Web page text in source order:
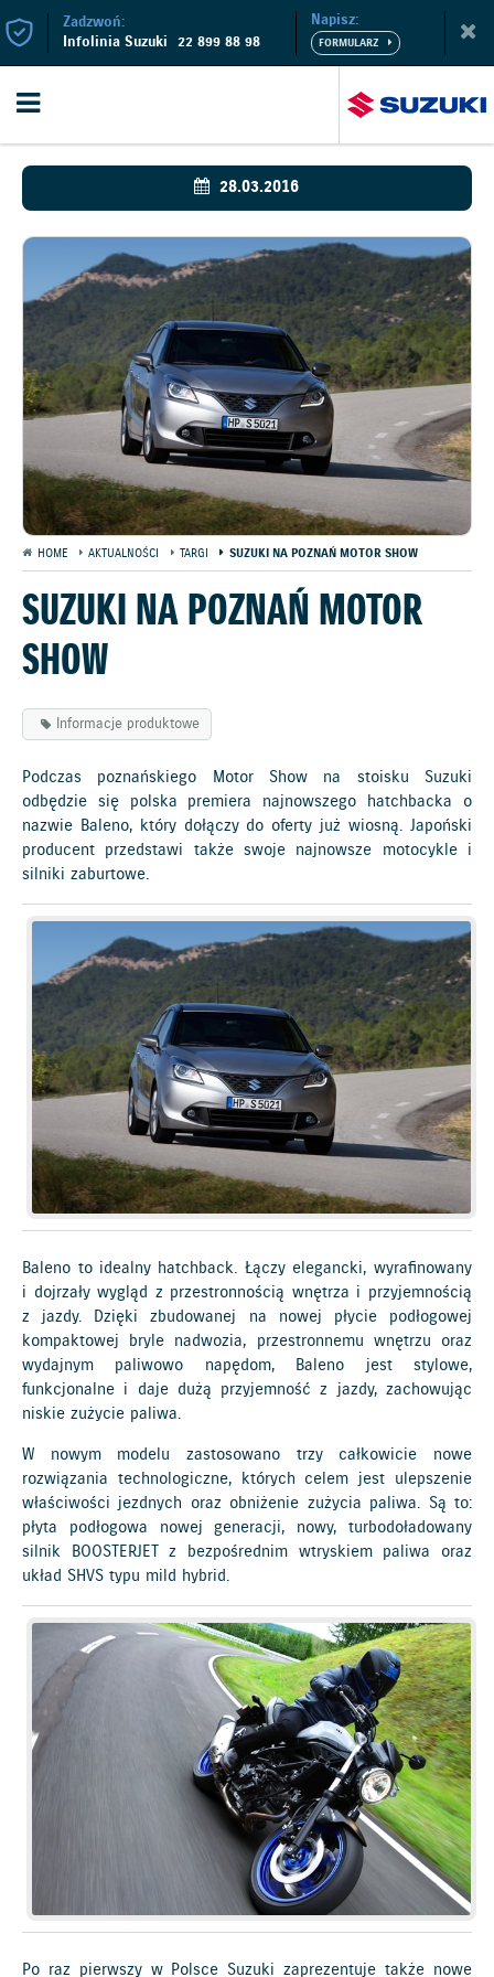
Zadzwoń:
Infolinia Suzuki 22 899 88 98
Napisz:
28.03.2016
HOME AKTUALNOŚCI TARGI SUZUKI NA POZNAŃ MOTOR SHOW
SUZUKI NA POZNAŃ MOTOR
SHOW
Informacje produktowe
Podczas poznańskiego Motor Show na stoisku Suzuki
odbędzie się polska premiera najnowszego hatchbacka o
nazwie Baleno, który dołączy do oferty już wiosną. Japoński
producent przedstawi także swoje najnowsze motocykle i
silniki zaburtowe.
Baleno to idealny hatchback. Łączy elegancki, wyrafinowany
i dojrzały wygląd z przestronnością wnętrza i przyjemnością
z jazdy. Dzięki zbudowanej na nowej płycie podłogowej
kompaktowej bryle nadwozia, przestronnemu wnętrzu oraz
wydajnym paliwowo napędom, Baleno jest stylowe,
funkcjonalne i daje dużą przyjemność z jazdy, zachowując
niskie zużycie paliwa.
W nowym modelu zastosowano trzy całkowicie nowe
rozwiązania technologiczne, których celem jest ulepszenie
właściwości jezdnych oraz obniżenie zużycia paliwa. Są to:
płyta podłogowa nowej generacji, nowy, turbodoładowany
silnik BOOSTERJET z bezpośrednim wtryskiem paliwa oraz
układ SHVS typu mild hybrid.
Po raz pierwszy w Polsce Suzuki zaprezentuje także nowe